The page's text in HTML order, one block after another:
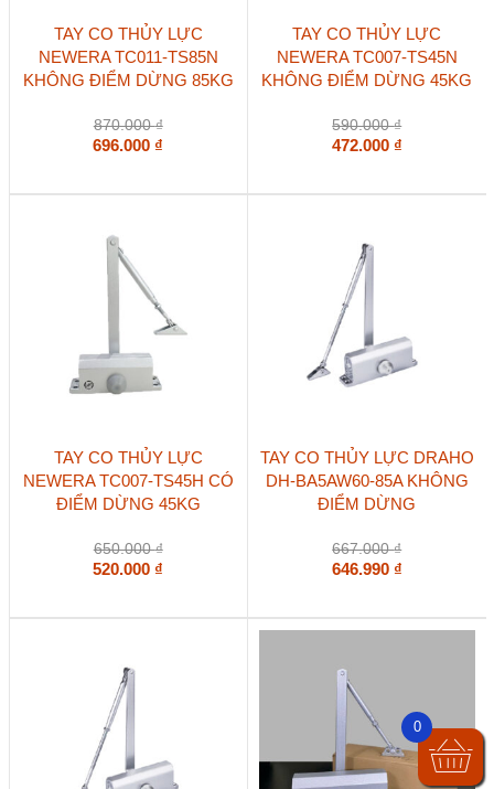
TAY CO THỦY LỰC
NEWERA TC011-TS85N
KHÔNG ĐIỂM DỪNG 85KG
870.000₫
696.000 ₫
TAY CO THỦY LỰC
NEWERA TC007-TS45N
KHÔNG ĐIỂM DỪNG 45KG
590.000₫
472.000 ₫
TAY CO THỦY LỰC
NEWERA TC007-TS45H CÓ
ĐIỂM DỪNG 45KG
650.000₫
520.000 ₫
TAY CO THỦY LỰC DRAHO
DH-BA5AW60-85A KHÔNG
ĐIỂM DỪNG
667.000₫
646.990 ₫
0